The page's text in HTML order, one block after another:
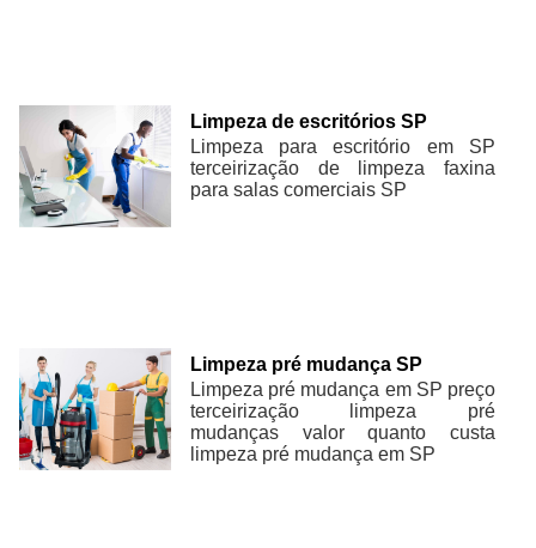
Limpeza de escritórios SP
Limpeza para escritório em SP
terceirização de limpeza faxina
para salas comerciais SP
Limpeza pré mudança SP
Limpeza pré mudança em SP preço
terceirização limpeza pré
mudanças valor quanto custa
limpeza pré mudança em SP